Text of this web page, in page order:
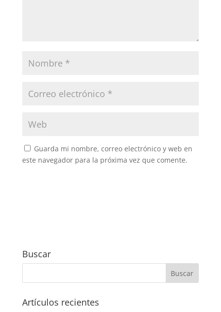
Guarda mi nombre, correo electrónico y web en
este navegador para la próxima vez que comente.
Buscar
Artículos recientes